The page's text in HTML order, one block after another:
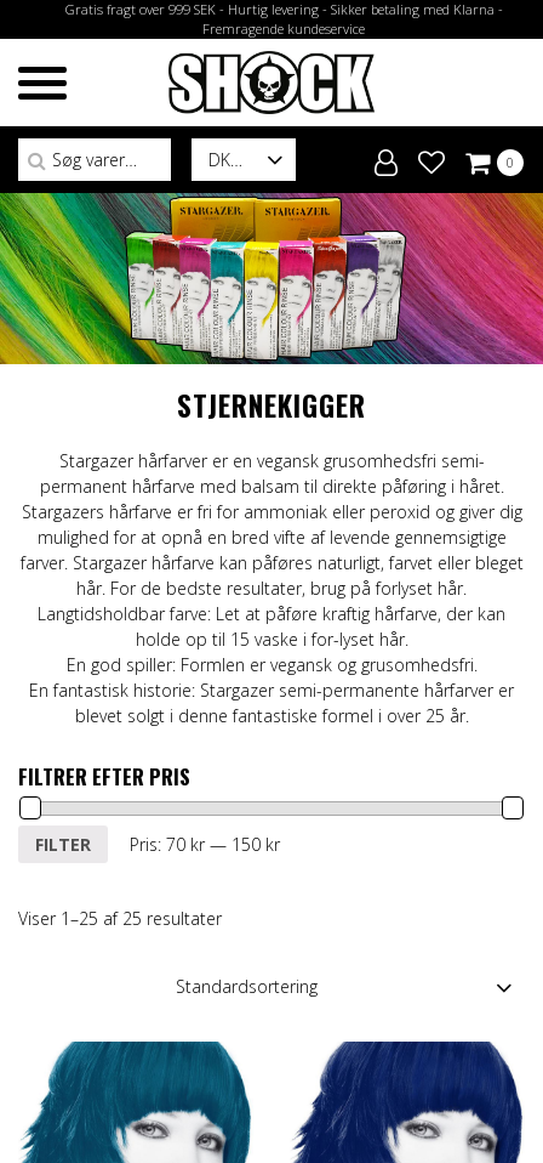
Gratis fragt over 999 SEK - Hurtig levering - Sikker betaling med Klarna -
Fremragende kundeservice
DK
Søg efter:
0
STJERNEKIGGER
Stargazer hårfarver er en vegansk grusomhedsfri semi-
permanent hårfarve med balsam til direkte påføring i håret.
Stargazers hårfarve er fri for ammoniak eller peroxid og giver dig
mulighed for at opnå en bred vifte af levende gennemsigtige
farver. Stargazer hårfarve kan påføres naturligt, farvet eller bleget
hår. For de bedste resultater, brug på forlyset hår.
Langtidsholdbar farve: Let at påføre kraftig hårfarve, der kan
holde op til 15 vaske i for-lyset hår.
En god spiller: Formlen er vegansk og grusomhedsfri.
En fantastisk historie: Stargazer semi-permanente hårfarver er
blevet solgt i denne fantastiske formel i over 25 år.
FILTRER EFTER PRIS
Mindste
Højeste
FILTER Pris: 70 kr— 150 kr
Viser 1–25 af 25 resultater